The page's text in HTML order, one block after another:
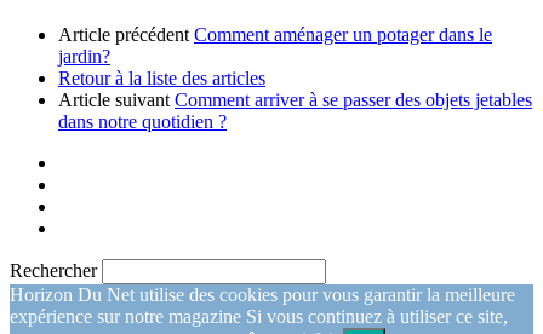
Article précédent Comment aménager un potager dans le
jardin?
Retour à la liste des articles
Article suivant Comment arriver à se passer des objets jetables
dans notre quotidien ?
Rechercher
Horizon Du Net utilise des cookies pour vous garantir la meilleure
expérience sur notre magazine Si vous continuez à utiliser ce site,